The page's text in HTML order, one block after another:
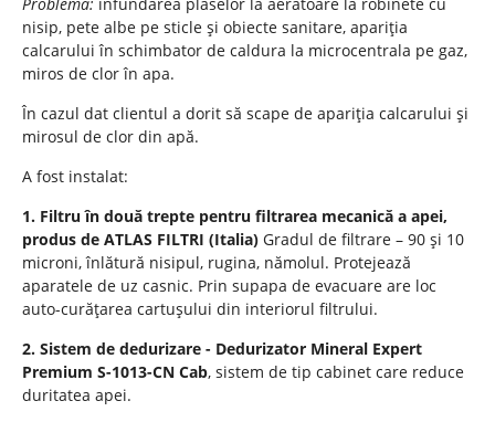
nisip, pete albe pe sticle și obiecte sanitare, apariția
calcarului în schimbator de caldura la microcentrala pe gaz,
miros de clor în apa.
În cazul dat clientul a dorit să scape de apariția calcarului și
mirosul de clor din apă.
A fost instalat:
1. Filtru în două trepte pentru filtrarea mecanică a apei,
produs de ATLAS FILTRI (Italia) Gradul de filtrare – 90 și 10
microni, înlătură nisipul, rugina, nămolul. Protejează
aparatele de uz casnic. Prin supapa de evacuare are loc
auto-curățarea cartușului din interiorul filtrului.
2. Sistem de dedurizare - Dedurizator Mineral Expert
Premium S-1013-CN Cab, sistem de tip cabinet care reduce
duritatea apei.